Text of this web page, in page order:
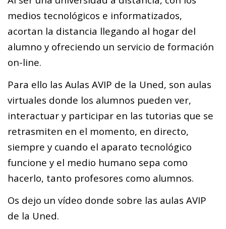
medios tecnológicos e informatizados,
acortan la distancia llegando al hogar del
alumno y ofreciendo un servicio de formación
on-line.
Para ello las Aulas AVIP de la Uned, son aulas
virtuales donde los alumnos pueden ver,
interactuar y participar en las tutorias que se
retrasmiten en el momento, en directo,
siempre y cuando el aparato tecnológico
funcione y el medio humano sepa como
hacerlo, tanto profesores como alumnos.
Os dejo un vídeo donde sobre las aulas AVIP
de la Uned.